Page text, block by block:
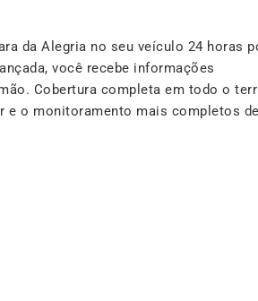
da Alegria no seu veículo 24 horas
você recebe informações
Cobertura completa em todo o
e o monitoramento mais completos de